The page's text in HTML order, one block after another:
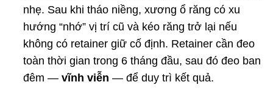
nhẹ. Sau khi tháo niềng, xương ổ răng có xu
hướng “nhớ” vị trí cũ và kéo răng trở lại nếu
không có retainer giữ cố định. Retainer cần đeo
toàn thời gian trong 6 tháng đầu, sau đó đeo ban
đêm — vĩnh viễn — để duy trì kết quả.